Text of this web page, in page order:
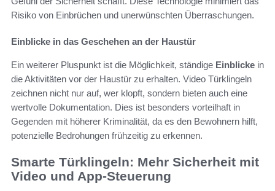
Risiko von Einbrüchen und unerwünschten Überraschungen.
Einblicke in das Geschehen an der Haustür
Ein weiterer Pluspunkt ist die Möglichkeit, ständige Einblicke in
die Aktivitäten vor der Haustür zu erhalten. Video Türklingeln
zeichnen nicht nur auf, wer klopft, sondern bieten auch eine
wertvolle Dokumentation. Dies ist besonders vorteilhaft in
Gegenden mit höherer Kriminalität, da es den Bewohnern hilft,
potenzielle Bedrohungen frühzeitig zu erkennen.
Smarte Türklingeln: Mehr Sicherheit mit
Video und App-Steuerung